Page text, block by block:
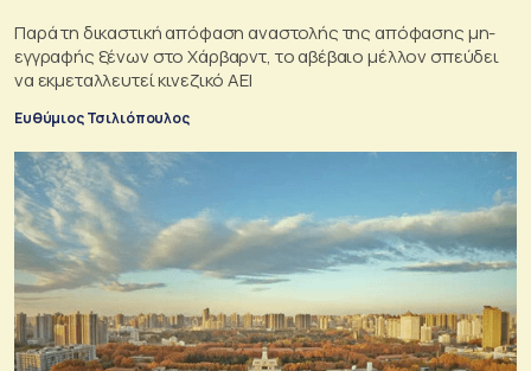
Παρά τη δικαστική απόφαση αναστολής της απόφασης μη-
εγγραφής ξένων στο Χάρβαρντ, το αβέβαιο μέλλον σπεύδει
να εκμεταλλευτεί κινεζικό ΑΕΙ
Ευθύμιος Τσιλιόπουλος